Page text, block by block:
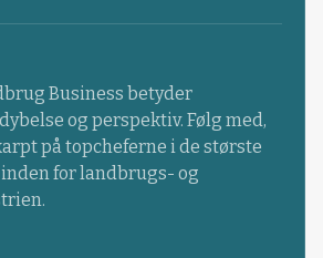
Business betyder
og perspektiv. Følg med,
på topcheferne i de største
for landbrugs- og